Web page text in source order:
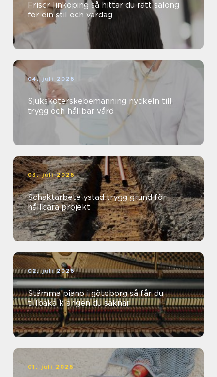
Frisör linköping så hittar du rätt salong
för din stil och vardag
04. juli 2026
Sjuksköterskebemanning nyckeln till
trygg och hållbar vård
03. juli 2026
Schaktarbete ystad trygg grund för
hållbara projekt
02. juli 2026
Stämma piano i göteborg så får du
tillbaka klangen du saknar
01. juli 2026